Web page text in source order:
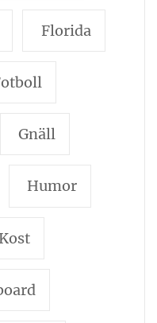
Florida
Gnäll
Humor
Kost